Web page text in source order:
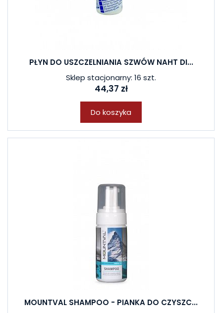
PŁYN DO USZCZELNIANIA SZWÓW NAHT DI...
Sklep stacjonarny: 16 szt.
44,37 zł
Do koszyka
MOUNTVAL SHAMPOO - PIANKA DO CZYSZC...